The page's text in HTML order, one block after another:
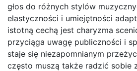
głos do różnych stylów
elastyczności i umiejętności
istotną cechą jest charyzma
przyciąga uwagę publiczności i
staje się niezapomnianym
często muszą także radzić sobie